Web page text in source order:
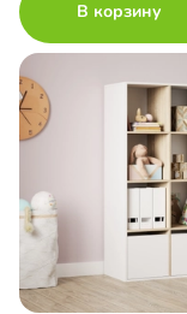
В корзину